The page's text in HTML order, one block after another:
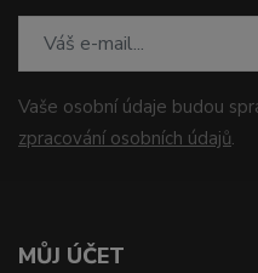
Vaše osobní údaje budou
zpracování osobních údajů.
MŮJ ÚČET